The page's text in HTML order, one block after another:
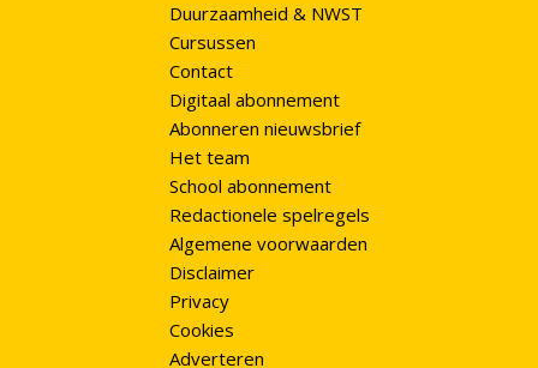
Duurzaamheid & NWST
Cursussen
Contact
Digitaal abonnement
Abonneren nieuwsbrief
Het team
School abonnement
Redactionele spelregels
Algemene voorwaarden
Disclaimer
Privacy
Cookies
Adverteren